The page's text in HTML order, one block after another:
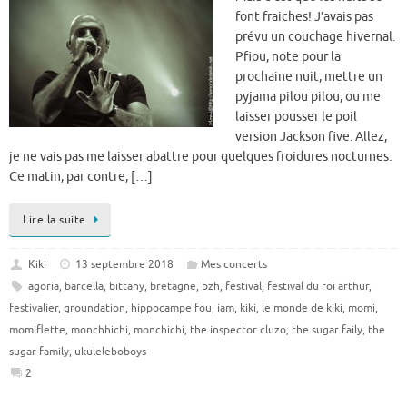
font fraiches! J’avais pas
prévu un couchage hivernal.
Pfiou, note pour la
prochaine nuit, mettre un
pyjama pilou pilou, ou me
laisser pousser le poil
version Jackson five. Allez,
je ne vais pas me laisser abattre pour quelques froidures nocturnes.
Ce matin, par contre, […]
Lire la suite
Kiki 13 septembre 2018
Mes concerts
agoria, barcella, bittany, bretagne, bzh, festival, festival du roi arthur,
festivalier, groundation, hippocampe fou, iam, kiki, le monde de kiki, momi,
momiflette, monchhichi, monchichi, the inspector cluzo, the sugar faily, the
sugar family, ukuleleboboys
2